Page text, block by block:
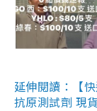
延伸閱讀：【
抗原測試劑 現